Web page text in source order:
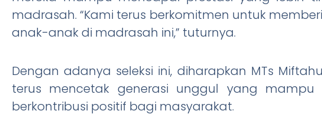
madrasah. “Kami terus berkomitmen untuk
anak-anak di madrasah ini,” tuturnya.
Dengan adanya seleksi ini, diharapkan MTs
terus mencetak generasi unggul yang
berkontribusi positif bagi masyarakat.